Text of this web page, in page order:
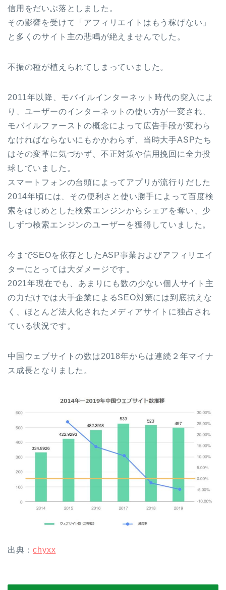
信用をだいぶ落としました。
その影響を受けて「アフィリエイトはもう稼げない」
と多くのサイト主の悲鳴が絶えませんでした。
不振の種が植えられてしまっていました。
2011年以降、モバイルインターネット時代の突入によ
り、ユーザーのインターネットの使い方が一変され、
モバイルファーストの概念によって広告手段が変わら
なければならないにもかかわらず、当時大手ASPたち
はその変革に気づかず、不正対策や信用挽回に全力投
球していました。
スマートフォンの台頭によってアプリが流行りだした
2014年頃には、その便利さと使い勝手によって百度検
索をはじめとした検索エンジンからシェアを奪い、少
しずつ検索エンジンのユーザーを獲得していました。
今までSEOを依存としたASP事業およびアフィリエイ
ターにとっては大ダメージです。
2021年現在でも、あまりにも数の少ない個人サイト主
の力だけでは大手企業によるSEO対策には到底抗えな
く、ほとんど法人化されたメディアサイトに独占され
ている状況です。
中国ウェブサイトの数は2018年からは連続２年マイナ
ス成長となりました。
出典：chyxx